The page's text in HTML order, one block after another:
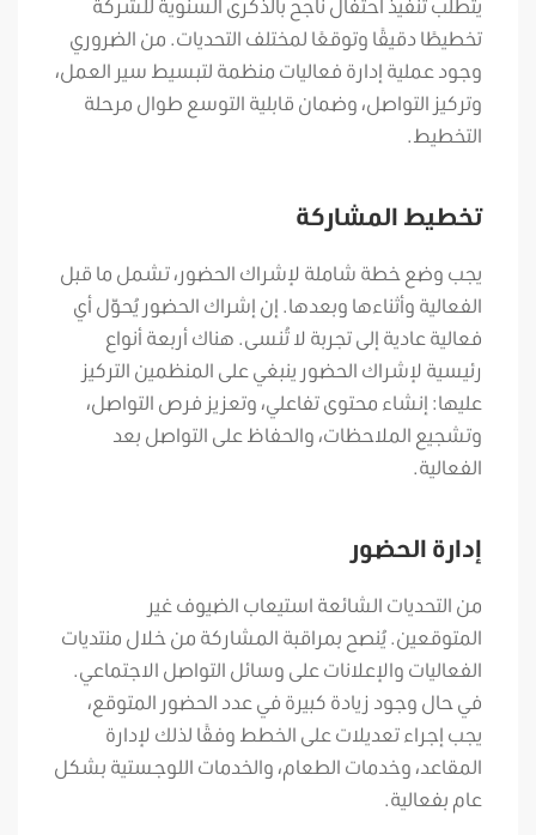
يتطلب تنفيذ احتفال ناجح بالذكرى السنوية للشركة
تخطيطًا دقيقًا وتوقعًا لمختلف التحديات. من الضروري
وجود عملية إدارة فعاليات منظمة لتبسيط سير العمل،
وتركيز التواصل، وضمان قابلية التوسع طوال مرحلة
التخطيط.
تخطيط المشاركة
يجب وضع خطة شاملة لإشراك الحضور، تشمل ما قبل
الفعالية وأثناءها وبعدها. إن إشراك الحضور يُحوّل أي
فعالية عادية إلى تجربة لا تُنسى. هناك أربعة أنواع
رئيسية لإشراك الحضور ينبغي على المنظمين التركيز
عليها: إنشاء محتوى تفاعلي، وتعزيز فرص التواصل،
وتشجيع الملاحظات، والحفاظ على التواصل بعد
الفعالية.
إدارة الحضور
من التحديات الشائعة استيعاب الضيوف غير
المتوقعين. يُنصح بمراقبة المشاركة من خلال منتديات
الفعاليات والإعلانات على وسائل التواصل الاجتماعي.
في حال وجود زيادة كبيرة في عدد الحضور المتوقع،
يجب إجراء تعديلات على الخطط وفقًا لذلك لإدارة
المقاعد، وخدمات الطعام، والخدمات اللوجستية بشكل
عام بفعالية.